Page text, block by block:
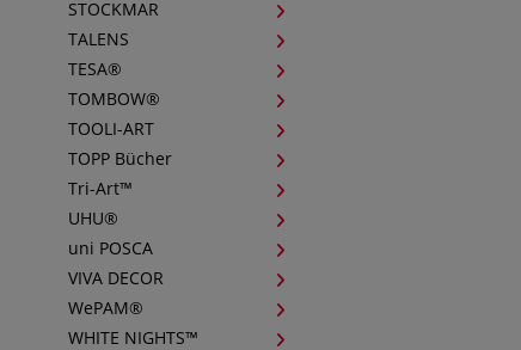
STOCKMAR
TALENS
TESA®
TOMBOW®
TOOLI-ART
TOPP Bücher
Tri-Art™
UHU®
uni POSCA
VIVA DECOR
WePAM®
WHITE NIGHTS™